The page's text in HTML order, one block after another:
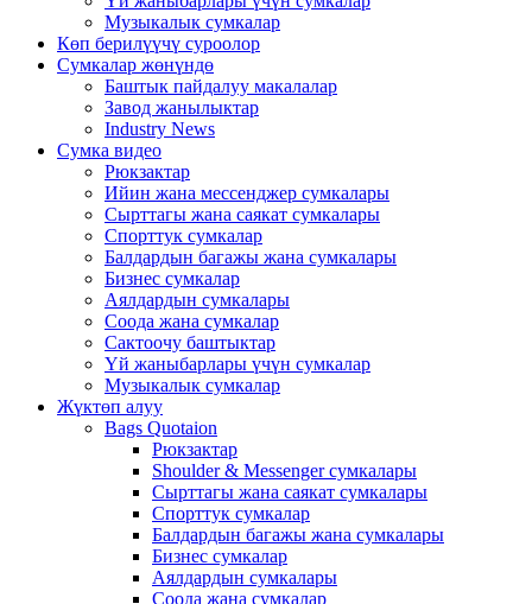
Музыкалык сумкалар
Көп берилүүчү суроолор
Сумкалар жөнүндө
Баштык пайдалуу макалалар
Завод жанылыктар
Industry News
Сумка видео
Рюкзактар
Ийин жана мессенджер сумкалары
Сырттагы жана саякат сумкалары
Спорттук сумкалар
Балдардын багажы жана сумкалары
Бизнес сумкалар
Аялдардын сумкалары
Соода жана сумкалар
Сактоочу баштыктар
Үй жаныбарлары үчүн сумкалар
Музыкалык сумкалар
Жүктөп алуу
Bags Quotaion
Рюкзактар
Shoulder & Messenger сумкалары
Сырттагы жана саякат сумкалары
Спорттук сумкалар
Балдардын багажы жана сумкалары
Бизнес сумкалар
Аялдардын сумкалары
Соода жана сумкалар